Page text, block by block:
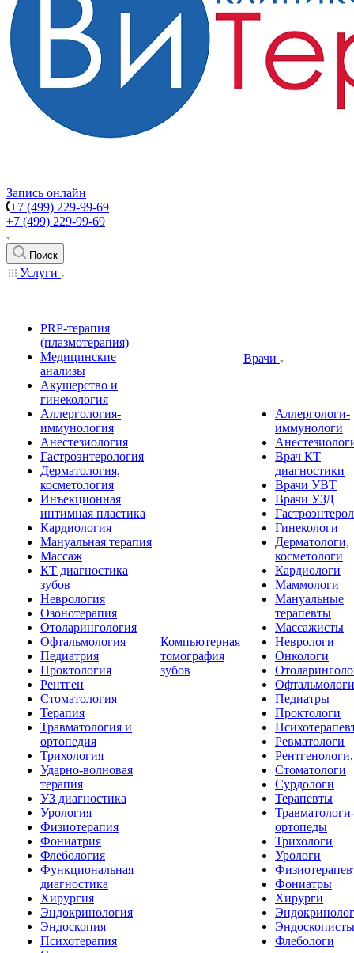
Запись онлайн
+7 (499) 229-99-69
+7 (499) 229-99-69
Поиск
Услуги
PRP-терапия
(плазмотерапия)
Медицинские
анализы
Акушерство и
гинекология
Аллергология-
иммунология
Анестезиология
Гастроэнтерология
Дерматология,
косметология
Инъекционная
интимная пластика
Кардиология
Мануальная терапия
Массаж
КТ диагностика
зубов
Неврология
Озонотерапия
Отоларингология
Офтальмология
Педиатрия
Проктология
Рентген
Стоматология
Терапия
Травматология и
ортопедия
Трихология
Ударно-волновая
терапия
УЗ диагностика
Урология
Физиотерапия
Фониатрия
Флебология
Функциональная
диагностика
Хирургия
Эндокринология
Эндоскопия
Психотерапия
Компьютерная
томография
зубов
Врачи
Аллергологи-
иммунологи
Врач КТ
диагностики
Врачи УВТ
Врачи УЗД
Гинекологи
Дерматологи,
косметологи
Кардиологи
Маммологи
Мануальные
терапевты
Массажисты
Неврологи
Онкологи
Офтальмологи
Педиатры
Проктологи
Ревматологи
Стоматологи
Сурдологи
Терапевты
Травматологи-
ортопеды
Трихологи
Урологи
Фониатры
Хирурги
Эндоскописты
Флебологи